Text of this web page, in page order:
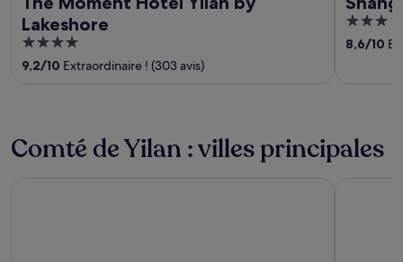
Lakeshore
4
out
9,2/10 Extraordinaire ! (303 avis)
3
out
8,6/10
Comté de Yilan : villes principales